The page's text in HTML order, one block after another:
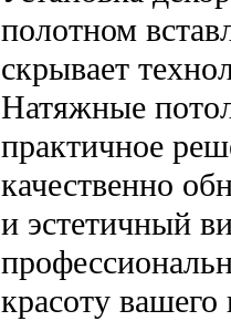
полотном
скрывает
Натяжные
практичное
качественно
и эстетичный
красоту вашего